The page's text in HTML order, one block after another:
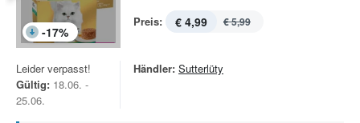
-17%
Preis: € 4,99 € 5,99
Leider verpasst!
Gültig: 18.06. -
25.06.
Händler: Sutterlüty